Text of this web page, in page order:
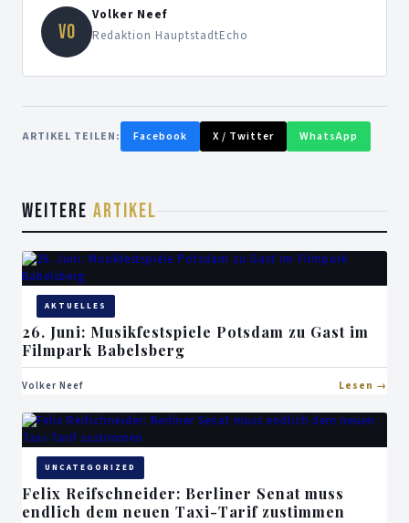
VO
Volker Neef
Redaktion HauptstadtEcho
ARTIKEL TEILEN: Facebook X / Twitter WhatsApp
WEITERE ARTIKEL
AKTUELLES
26. Juni: Musikfestspiele Potsdam zu Gast im
Filmpark Babelsberg
Volker Neef Lesen
UNCATEGORIZED
Felix Reifschneider: Berliner Senat muss
endlich dem neuen Taxi-Tarif zustimmen